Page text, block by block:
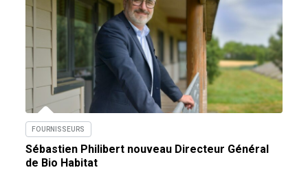
FOURNISSEURS
Sébastien Philibert nouveau Directeur Général
de Bio Habitat